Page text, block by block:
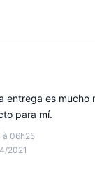
à 06h25
2021
entrega es mucho
para mí.